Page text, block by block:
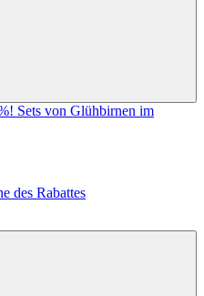
Sets von Glühbirnen im
des Rabattes